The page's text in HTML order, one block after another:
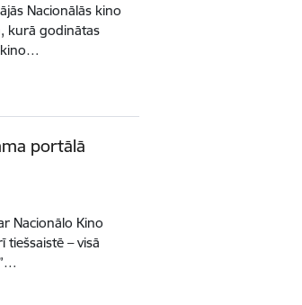
Nacionālās kino
kurā godinātas
kino…
portālā
Nacionālo Kino
tiešsaistē – visā